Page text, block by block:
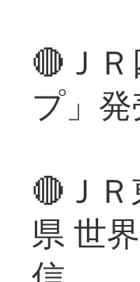
🔴Ｊ
プ」
🔴Ｊ
県 世